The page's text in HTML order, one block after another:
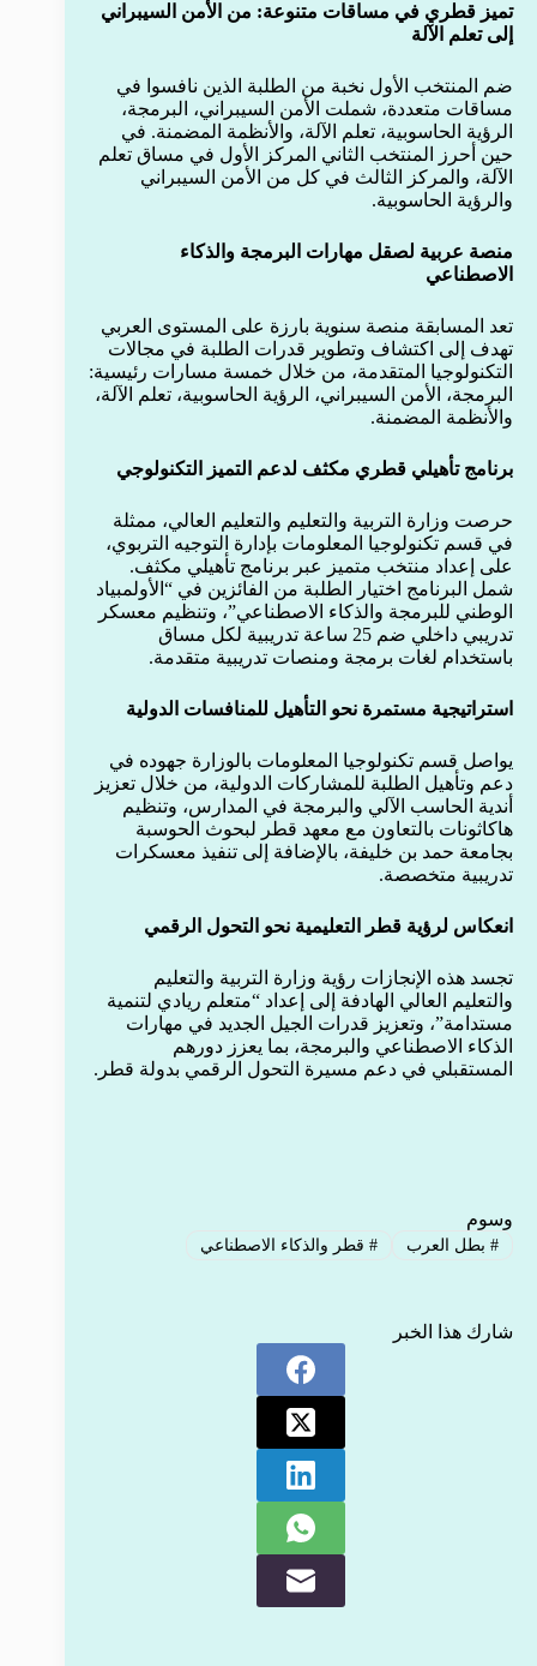
تميز قطري في مساقات متنوعة: من الأمن السيبراني
إلى تعلم الآلة
ضم المنتخب الأول نخبة من الطلبة الذين نافسوا في
مساقات متعددة، شملت الأمن السيبراني، البرمجة،
الرؤية الحاسوبية، تعلم الآلة، والأنظمة المضمنة. في
حين أحرز المنتخب الثاني المركز الأول في مساق تعلم
الآلة، والمركز الثالث في كل من الأمن السيبراني
والرؤية الحاسوبية.
منصة عربية لصقل مهارات البرمجة والذكاء
الاصطناعي
تعد المسابقة منصة سنوية بارزة على المستوى العربي
تهدف إلى اكتشاف وتطوير قدرات الطلبة في مجالات
التكنولوجيا المتقدمة، من خلال خمسة مسارات رئيسية:
البرمجة، الأمن السيبراني، الرؤية الحاسوبية، تعلم الآلة،
والأنظمة المضمنة.
برنامج تأهيلي قطري مكثف لدعم التميز التكنولوجي
حرصت وزارة التربية والتعليم والتعليم العالي، ممثلة
في قسم تكنولوجيا المعلومات بإدارة التوجيه التربوي،
على إعداد منتخب متميز عبر برنامج تأهيلي مكثف.
شمل البرنامج اختيار الطلبة من الفائزين في “الأولمبياد
الوطني للبرمجة والذكاء الاصطناعي”، وتنظيم معسكر
تدريبي داخلي ضم 25 ساعة تدريبية لكل مساق
باستخدام لغات برمجة ومنصات تدريبية متقدمة.
استراتيجية مستمرة نحو التأهيل للمنافسات الدولية
يواصل قسم تكنولوجيا المعلومات بالوزارة جهوده في
دعم وتأهيل الطلبة للمشاركات الدولية، من خلال تعزيز
أندية الحاسب الآلي والبرمجة في المدارس، وتنظيم
هاكاثونات بالتعاون مع معهد قطر لبحوث الحوسبة
بجامعة حمد بن خليفة، بالإضافة إلى تنفيذ معسكرات
تدريبية متخصصة.
انعكاس لرؤية قطر التعليمية نحو التحول الرقمي
تجسد هذه الإنجازات رؤية وزارة التربية والتعليم
والتعليم العالي الهادفة إلى إعداد “متعلم ريادي لتنمية
مستدامة”، وتعزيز قدرات الجيل الجديد في مهارات
الذكاء الاصطناعي والبرمجة، بما يعزز دورهم
المستقبلي في دعم مسيرة التحول الرقمي بدولة قطر.
وسوم
#بطل العرب #قطر والذكاء الاصطناعي
شارك هذا الخبر